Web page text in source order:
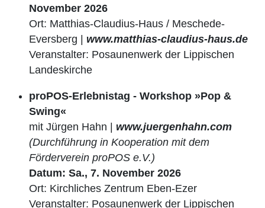
November 2026
Ort: Matthias-Claudius-Haus / Meschede-
Eversberg | www.matthias-claudius-haus.de
Veranstalter: Posaunenwerk der Lippischen
Landeskirche
proPOS-Erlebnistag - Workshop »Pop &
Swing«
mit Jürgen Hahn | www.juergenhahn.com
(Durchführung in Kooperation mit dem
Förderverein proPOS e.V.)
Datum: Sa., 7. November 2026
Ort: Kirchliches Zentrum Eben-Ezer
Veranstalter: Posaunenwerk der Lippischen